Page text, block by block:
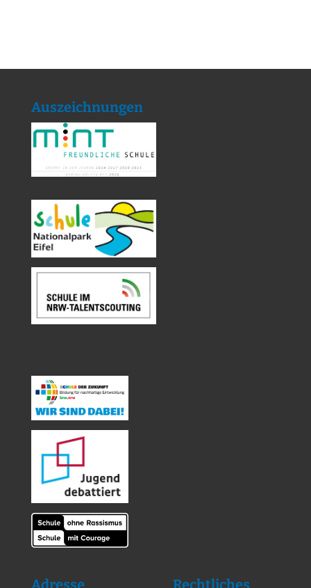
Auszeichnungen